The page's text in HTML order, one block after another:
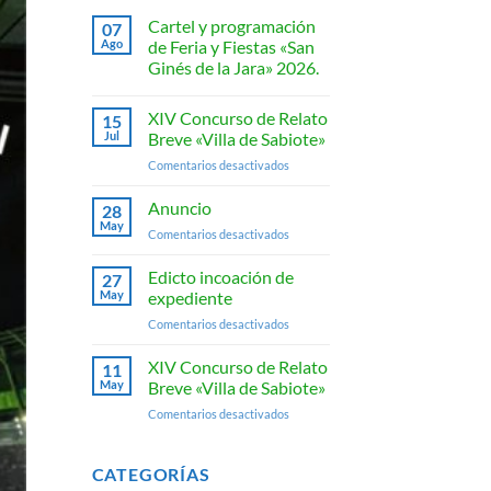
07
Ago
Cartel y programación
de Feria y Fiestas «San
Ginés de la Jara» 2026.
comentarios
en
Cartel
y
Feria
y
Fiestas
de
Jara»
2026.
15
Jul
XIV Concurso de Relato
Breve «Villa de Sabiote»
Comentarios desactivadosen
Relato
«Villa
28
May
Anuncio
Comentarios desactivadosen
27
May
Edicto incoación de
expediente
Comentarios desactivadosen
incoación
expediente
11
May
XIV Concurso de Relato
Breve «Villa de Sabiote»
Comentarios desactivadosen
CATEGORÍAS